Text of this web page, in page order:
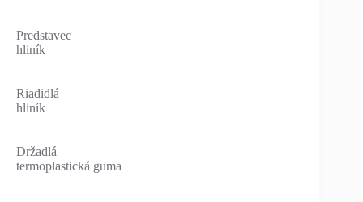
Predstavec
hliník
Riadidlá
hliník
Držadlá
termoplastická guma